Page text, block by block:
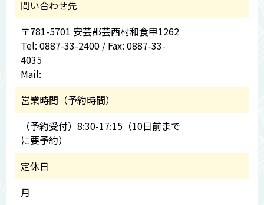
問い合わせ先
〒781-5701 安芸郡芸西村和食甲1262
Tel: 0887-33-2400 / Fax: 0887-33-
4035
Mail:
営業時間（予約時間）
（予約受付）8:30-17:15（10日前まで
に要予約）
定休日
月